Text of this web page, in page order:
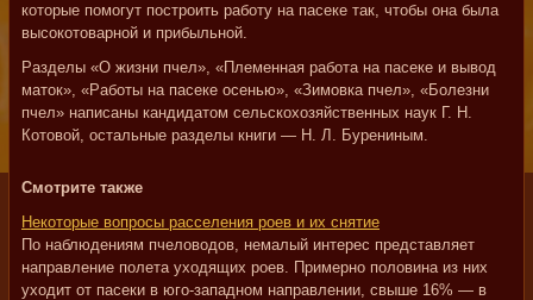
которые помогут построить работу на пасеке так, чтобы она была
высокотоварной и прибыльной.
Разделы «О жизни пчел», «Племенная работа на пасеке и вывод
маток», «Работы на пасеке осенью», «Зимовка пчел», «Болезни
пчел» написаны кандидатом сельскохозяйственных наук Г. Н.
Котовой, остальные разделы книги — Н. Л. Бурениным.
Смотрите также
Некоторые вопросы расселения роев и их снятие
По наблюдениям пчеловодов, немалый интерес представляет
направление полета уходящих роев. Примерно половина из них
уходит от пасеки в юго-западном направлении, свыше 16% — в